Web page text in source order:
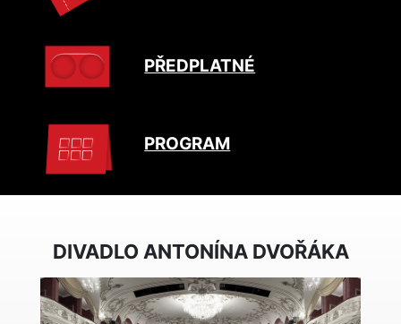
PŘEDPLATNÉ
PROGRAM
DIVADLO ANTONÍNA DVOŘÁKA